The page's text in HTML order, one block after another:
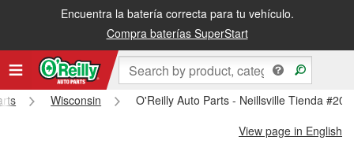
Encuentra la batería correcta para tu vehículo.
Compra baterías SuperStart
Recibe tu orden gratis al día siguiente o recógela en la tienda
Wisconsin
O'Reilly Auto Parts - Neillsville Tienda
View page in English